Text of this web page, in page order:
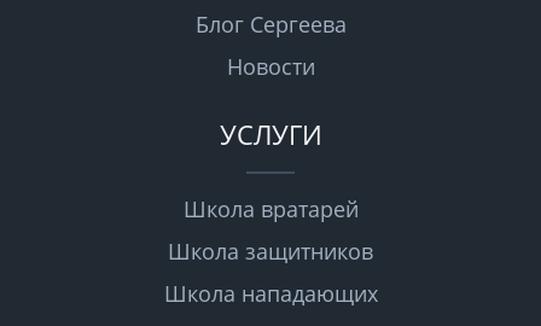
Блог Сергеева
Новости
УСЛУГИ
Школа вратарей
Школа защитников
Школа нападающих